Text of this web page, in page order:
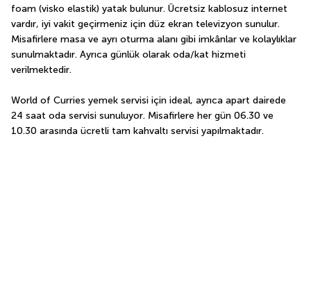
foam (visko elastik) yatak bulunur. Ücretsiz kablosuz internet
vardır, iyi vakit geçirmeniz için düz ekran televizyon sunulur.
Misafirlere masa ve ayrı oturma alanı gibi imkânlar ve kolaylıklar
sunulmaktadır. Ayrıca günlük olarak oda/kat hizmeti
verilmektedir.
World of Curries yemek servisi için ideal, ayrıca apart dairede
24 saat oda servisi sunuluyor. Misafirlere her gün 06.30 ve
10.30 arasında ücretli tam kahvaltı servisi yapılmaktadır.